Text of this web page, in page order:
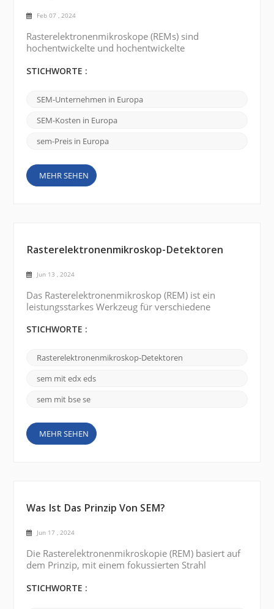
Feb 07 , 2024
Rasterelektronenmikroskope (REMs) sind
hochentwickelte und hochentwickelte
hochauflösende Bildgebung und Analyse von
gibt es mehrere renommierte Marken von
Rasterelektronenmikroskopen , die hochmoderne
REMs anbieten. Hier sind einige bemerkenswerte
FEI Company ist ...
STICHWORTE :
SEM-Unternehmen in Europa
SEM-Kosten in Europa
sem-Preis in Europa
MEHR SEHEN
Rasterelektronenmikroskop-Detektoren
Jun 13 , 2024
Das Rasterelektronenmikroskop (REM) ist ein
leistungsstarkes Werkzeug für verschiedene
Biowissenschaften und anderen Bereichen. Es
entwickelt, um mehr Informationen zu erhalten und
die Leistung des REM zu verbessern. Im Folgenden
sind einige gängige Arten von REM-Detektoren
STICHWORTE :
Rasterelektronenmikroskop-Detektoren
sem mit edx eds
sem mit bse se
MEHR SEHEN
Was Ist Das Prinzip Von SEM?
Jun 17 , 2024
Die Rasterelektronenmikroskopie (REM) basiert auf
dem Prinzip, mit einem fokussierten Strahl
Probe zu untersuchen und ein hochauflösendes,
STICHWORTE :